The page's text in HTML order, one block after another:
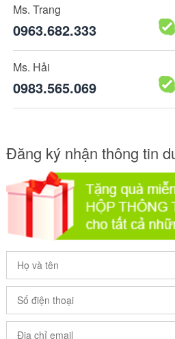
Ms. Trang
0963.682.333
Ms. Hải
0983.565.069
Đăng ký nhận thông tin